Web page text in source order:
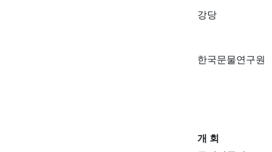
강당
한국문물연구원